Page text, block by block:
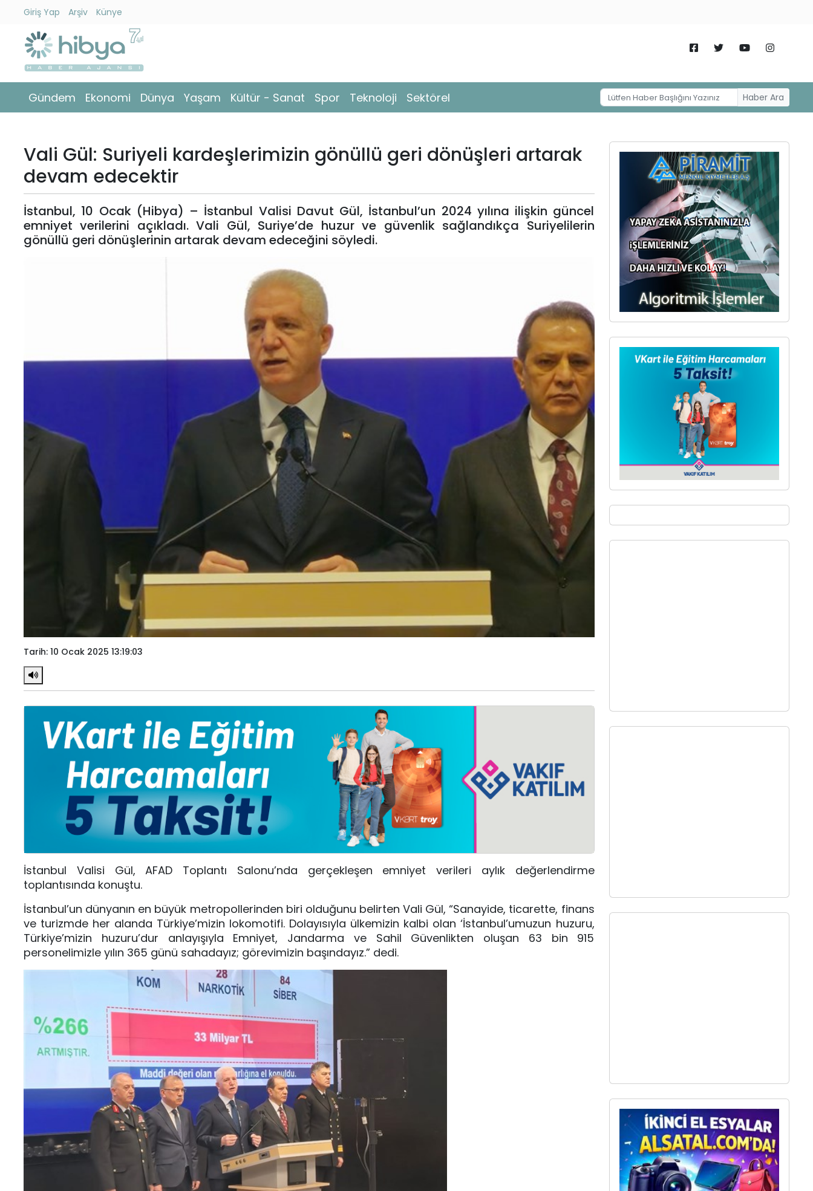
Giriş Yap Arşiv Künye
Gündem Ekonomi Dünya Yaşam Kültür - Sanat Spor Teknoloji Sektörel Haber Ara
Gündem
Ekonomi
Yaşam
Kültür
Sanat
Giriş
Yap
Vali Gül: Suriyeli kardeşlerimizin gönüllü geri dönüşleri artarak
devam edecektir
İstanbul, 10 Ocak (Hibya) – İstanbul Valisi Davut Gül, İstanbul’un 2024 yılına ilişkin güncel
emniyet verilerini açıkladı. Vali Gül, Suriye’de huzur ve güvenlik sağlandıkça Suriyelilerin
gönüllü geri dönüşlerinin artarak devam edeceğini söyledi.
Tarih: 10 Ocak 2025 13:19:03
İstanbul Valisi Gül, AFAD Toplantı Salonu’nda gerçekleşen emniyet verileri aylık değerlendirme
toplantısında konuştu.
İstanbul’un dünyanın en büyük metropollerinden biri olduğunu belirten Vali Gül, “Sanayide, ticarette, finans
ve turizmde her alanda Türkiye’mizin lokomotifi. Dolayısıyla ülkemizin kalbi olan ‘İstanbul’umuzun huzuru,
Türkiye’mizin huzuru’dur anlayışıyla Emniyet, Jandarma ve Sahil Güvenlikten oluşan 63 bin 915
personelimizle yılın 365 günü sahadayız; görevimizin başındayız.” dedi.